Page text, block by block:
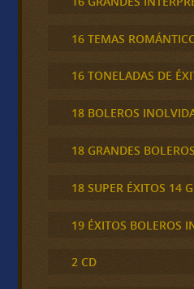
16 TEMAS
16 TONELADAS DE
18 BOLEROS
18 GRANDES BOLEROS
18 SUPER ÉXITOS 14
19 ÉXITOS BOLEROS
2 CD